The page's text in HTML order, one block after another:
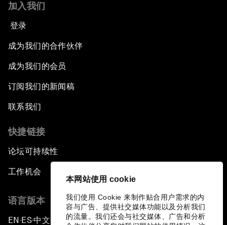
本网站使用 cookie
我们使用 Cookie 来制作贴合用户需求的内
容与广告、提供社交媒体功能以及分析我们
的流量。我们还会与社交媒体、广告和分析
加入我们
登录
成为我们的合作伙伴
成为我们的会员
订阅我们的新闻稿
联系我们
快捷链接
论坛可持续性
工作机会
语言版本
EN ▪ES▪中文▪ 日本語